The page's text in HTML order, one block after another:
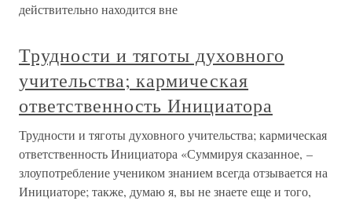
действительно находится вне
Трудности и тяготы духовного
учительства; кармическая
ответственность Инициатора
Трудности и тяготы духовного учительства; кармическая
ответственность Инициатора «Суммируя сказанное, –
злоупотребление учеником знанием всегда отзывается на
Инициаторе; также, думаю я, вы не знаете еще и того,